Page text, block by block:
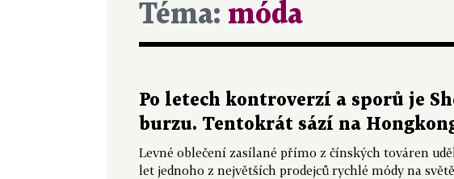
Téma: móda
Po letech kontroverzí a sporů je
burzu. Tentokrát sází na
Levné oblečení zasílané přímo z čínských továren
let jednoho z největších prodejců rychlé módy na